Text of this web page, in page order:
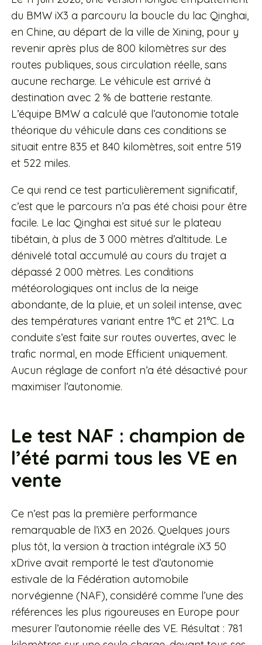
du BMW iX3 a parcouru la boucle du lac Qinghai,
en Chine, au départ de la ville de Xining, pour y
revenir après plus de 800 kilomètres sur des
routes publiques, sous circulation réelle, sans
aucune recharge. Le véhicule est arrivé à
destination avec 2 % de batterie restante.
L’équipe BMW a calculé que l’autonomie totale
théorique du véhicule dans ces conditions se
situait entre 835 et 840 kilomètres, soit entre 519
et 522 miles.
Ce qui rend ce test particulièrement significatif,
c’est que le parcours n’a pas été choisi pour être
facile. Le lac Qinghai est situé sur le plateau
tibétain, à plus de 3 000 mètres d’altitude. Le
dénivelé total accumulé au cours du trajet a
dépassé 2 000 mètres. Les conditions
météorologiques ont inclus de la neige
abondante, de la pluie, et un soleil intense, avec
des températures variant entre 1°C et 21°C. La
conduite s’est faite sur routes ouvertes, avec le
trafic normal, en mode Efficient uniquement.
Aucun réglage de confort n’a été désactivé pour
maximiser l’autonomie.
Le test NAF : champion de
l’été parmi tous les VE en
vente
Ce n’est pas la première performance
remarquable de l’iX3 en 2026. Quelques jours
plus tôt, la version à traction intégrale iX3 50
xDrive avait remporté le test d’autonomie
estivale de la Fédération automobile
norvégienne (NAF), considéré comme l’une des
références les plus rigoureuses en Europe pour
mesurer l’autonomie réelle des VE. Résultat : 781